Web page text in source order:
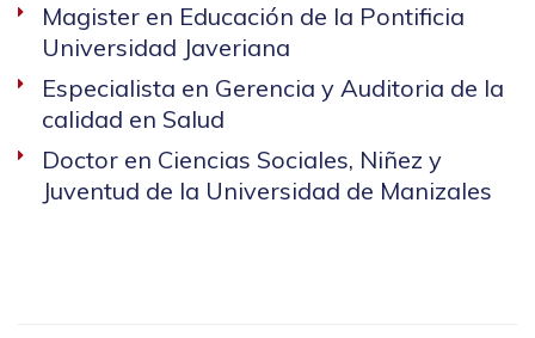
Magister en Educación de la Pontificia
Universidad Javeriana
Especialista en Gerencia y Auditoria de la
calidad en Salud
Doctor en Ciencias Sociales, Niñez y
Juventud de la Universidad de Manizales